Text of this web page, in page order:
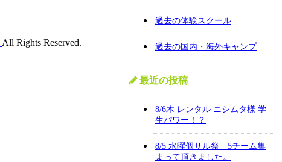
過去の体験スクール
過去の国内・海外キャンプ
最近の投稿
8/6木 レンタル ニシムタ様 学
生パワー！？
8/5 水曜個サル祭 5チーム集
まって頂きました。
All Rights Reserved.